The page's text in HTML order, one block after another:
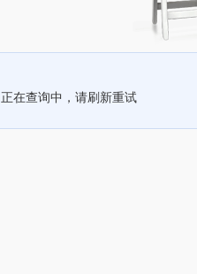
正在查询中，请刷新重试